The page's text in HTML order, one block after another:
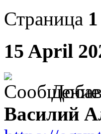
Страница 1
15 April
Василий